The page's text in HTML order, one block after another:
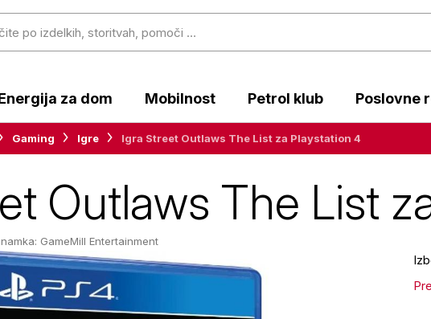
za dom Mobilnost Petrol klub Poslovne
Gaming Igre Igra Street Outlaws The List za Playstation 4
Outlaws The List
GameMill Entertainment